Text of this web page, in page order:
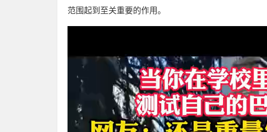
范围起到至关重要的作用。